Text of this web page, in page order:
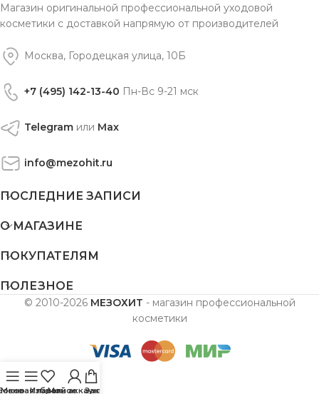
Магазин оригинальной профессиональной уходовой
косметики с доставкой напрямую от производителей
Москва, Городецкая улица, 10Б
+7 (495) 142-13-40 Пн-Вс 9-21 мск
Telegram или Max
info@mezohit.ru
ПОСЛЕДНИЕ ЗАПИСИ
О МАГАЗИНЕ
ПОКУПАТЕЛЯМ
ПОЛЕЗНОЕ
© 2010-2026 МЕЗОХИТ - магазин профессиональной
косметики
Меню панель
Избранное
Мой аккаунт
Заказ